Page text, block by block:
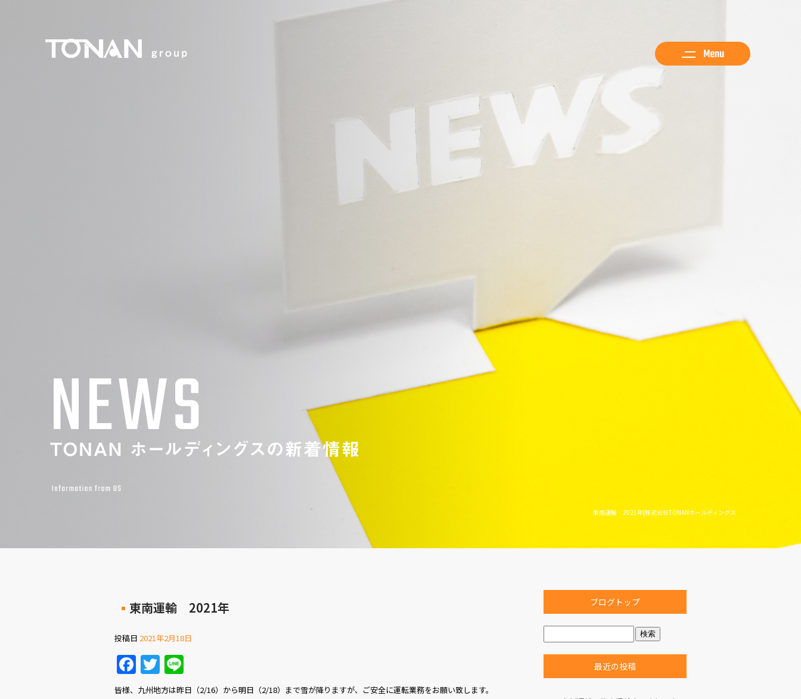
東南運輸 2021年|株式会社TONANホールディングス
東南運輸 2021年
投稿日 2021年2月18日
Facebook
Twitter
皆様、九州地方は昨日（2/16）から明日（2/18）まで雪が降りますが、ご安全に運転業務をお願い致します。
ブログトップ
最近の投稿